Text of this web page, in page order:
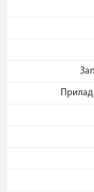
Прилад
2.